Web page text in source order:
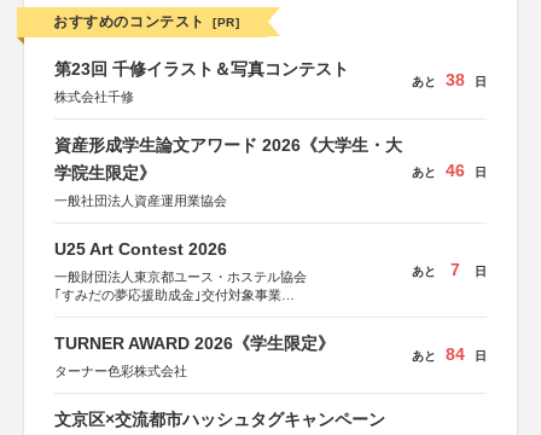
おすすめのコンテスト [PR]
第23回 千修イラスト＆写真コンテスト
株式会社千修
あと 38 日
資産形成学生論文アワード 2026《大学生・大
学院生限定》
一般社団法人資産運用業協会
あと 46 日
U25 Art Contest 2026
一般財団法人東京都ユース・ホステル協会
｢すみだの夢応援助成金｣交付対象事業
あと 7 日
TURNER AWARD 2026《学生限定》
ターナー色彩株式会社
あと 84 日
文京区×交流都市ハッシュタグキャンペーン